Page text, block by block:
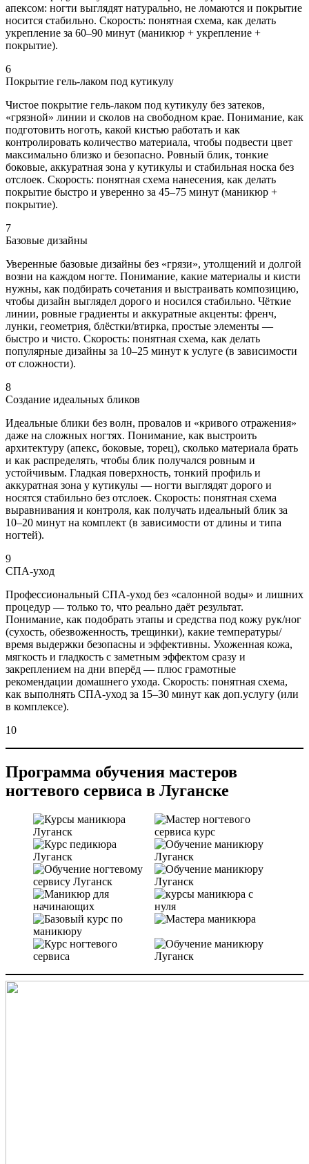
апексом: ногти выглядят натурально, не ломаются и покрытие
носится стабильно. Скорость: понятная схема, как делать
укрепление за 60–90 минут (маникюр + укрепление +
покрытие).
6
Покрытие гель-лаком под кутикулу
Чистое покрытие гель-лаком под кутикулу без затеков,
«грязной» линии и сколов на свободном крае. Понимание, как
подготовить ноготь, какой кистью работать и как
контролировать количество материала, чтобы подвести цвет
максимально близко и безопасно. Ровный блик, тонкие
боковые, аккуратная зона у кутикулы и стабильная носка без
отслоек. Скорость: понятная схема нанесения, как делать
покрытие быстро и уверенно за 45–75 минут (маникюр +
покрытие).
7
Базовые дизайны
Уверенные базовые дизайны без «грязи», утолщений и долгой
возни на каждом ногте. Понимание, какие материалы и кисти
нужны, как подбирать сочетания и выстраивать композицию,
чтобы дизайн выглядел дорого и носился стабильно. Чёткие
линии, ровные градиенты и аккуратные акценты: френч,
лунки, геометрия, блёстки/втирка, простые элементы —
быстро и чисто. Скорость: понятная схема, как делать
популярные дизайны за 10–25 минут к услуге (в зависимости
от сложности).
8
Создание идеальных бликов
Идеальные блики без волн, провалов и «кривого отражения»
даже на сложных ногтях. Понимание, как выстроить
архитектуру (апекс, боковые, торец), сколько материала брать
и как распределять, чтобы блик получался ровным и
устойчивым. Гладкая поверхность, тонкий профиль и
аккуратная зона у кутикулы — ногти выглядят дорого и
носятся стабильно без отслоек. Скорость: понятная схема
выравнивания и контроля, как получать идеальный блик за
10–20 минут на комплект (в зависимости от длины и типа
ногтей).
9
СПА-уход
Профессиональный СПА-уход без «салонной воды» и лишних
процедур — только то, что реально даёт результат.
Понимание, как подобрать этапы и средства под кожу рук/ног
(сухость, обезвоженность, трещинки), какие температуры/
время выдержки безопасны и эффективны. Ухоженная кожа,
мягкость и гладкость с заметным эффектом сразу и
закреплением на дни вперёд — плюс грамотные
рекомендации домашнего ухода. Скорость: понятная схема,
как выполнять СПА-уход за 15–30 минут как доп.услугу (или
в комплексе).
10
Программа обучения мастеров
ногтевого сервиса в Луганске